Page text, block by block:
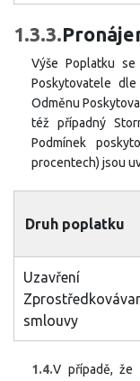
1.3.3.
Výše Poplatku
Poskytovatele
Odměnu
též případný
Podmínek
procentech) jsou
Druh poplatku
Uzavření
smlouvy
1.4.V případě, že